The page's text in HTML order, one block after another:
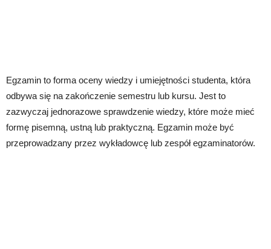
Egzamin to forma oceny wiedzy i umiejętności studenta, która
odbywa się na zakończenie semestru lub kursu. Jest to
zazwyczaj jednorazowe sprawdzenie wiedzy, które może mieć
formę pisemną, ustną lub praktyczną. Egzamin może być
przeprowadzany przez wykładowcę lub zespół egzaminatorów.